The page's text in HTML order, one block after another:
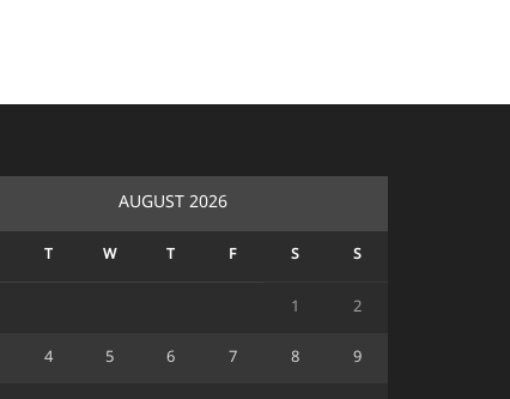
AUGUST 2026
T W T F S S
1 2
4 5 6 7 8 9